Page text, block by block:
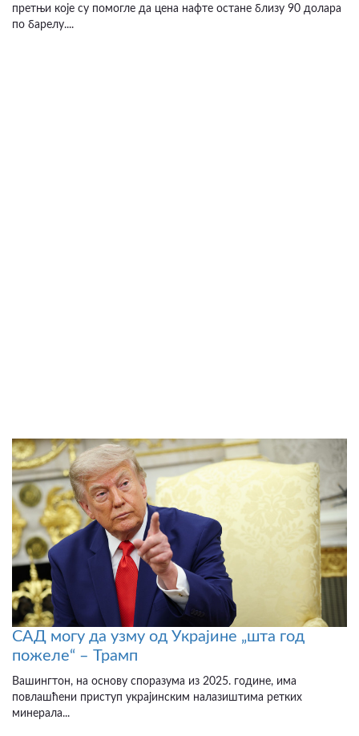
претњи које су помогле да цена нафте остане близу 90 долара
по барелу....
САД могу да узму од Украјине „шта год
пожеле“ – Трамп
Вашингтон, на основу споразума из 2025. године, има
повлашћени приступ украјинским налазиштима ретких
минерала...